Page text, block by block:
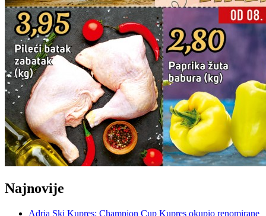
Najnovije
Adria Ski Kupres: Champion Cup Kupres okupio renomirane